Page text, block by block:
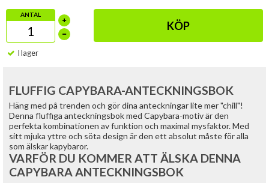
ANTAL
KÖP
I lager
FLUFFIG CAPYBARA-ANTECKNINGSBOK
Häng med på trenden och gör dina anteckningar lite mer "chill"!
Denna fluffiga anteckningsbok med Capybara-motiv är den
perfekta kombinationen av funktion och maximal mysfaktor. Med
sitt mjuka yttre och söta design är den ett absolut måste för alla
som älskar kapybaror.
VARFÖR DU KOMMER ATT ÄLSKA DENNA
CAPYBARA ANTECKNINGSBOK